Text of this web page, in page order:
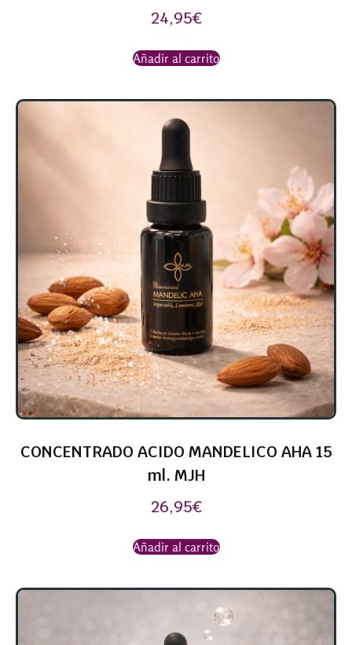
24,95€
Añadir al carrito
CONCENTRADO ACIDO MANDELICO AHA 15
ml. MJH
26,95€
Añadir al carrito